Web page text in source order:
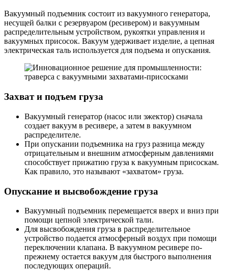
Вакуумный подъемник состоит из вакуумного генератора,
несущей балки с резервуаром (ресивером) и вакуумным
распределительным устройством, рукоятки управления и
вакуумных присосок. Вакуум удерживает изделие, а цепная
электрическая таль используется для подъема и опускания.
Захват и подъем груза
Вакуумный генератор (насос или эжектор) сначала
создает вакуум в ресивере, а затем в вакуумном
распределителе.
При опускании подъемника на груз разница между
отрицательным и внешним атмосферным давлениями
способствует прижатию груза к вакуумным присоскам.
Как правило, это называют «захватом» груза.
Опускание и высвобождение груза
Вакуумный подъемник перемещается вверх и вниз при
помощи цепной электрической тали.
Для высвобождения груза в распределительное
устройство подается атмосферный воздух при помощи
переключении клапана. В вакуумном ресивере по-
прежнему остается вакуум для быстрого выполнения
последующих операций.